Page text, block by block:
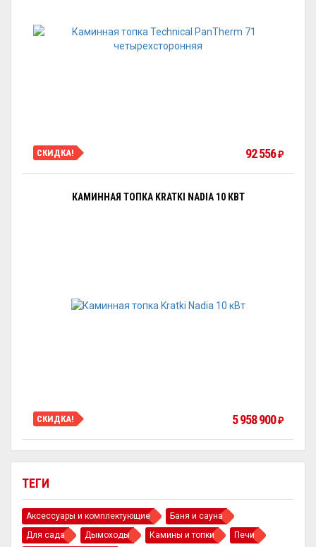
ТЕГИ
Аксессуары и комплектующие
Баня и сауна
Для сада
Дымоходы Камины и топки
Печи
СКИДКА! 92 556₽
КАМИННАЯ ТОПКА KRATKI NADIA 10 КВТ
СКИДКА! 5 958 900₽